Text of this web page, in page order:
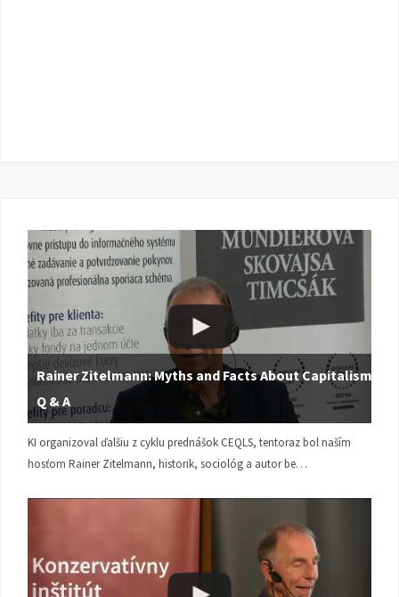
Rainer Zitelmann: Myths and Facts About Capitalism |
Q & A
KI organizoval ďalšiu z cyklu prednášok CEQLS, tentoraz bol naším
hosťom Rainer Zitelmann, historik, sociológ a autor be…